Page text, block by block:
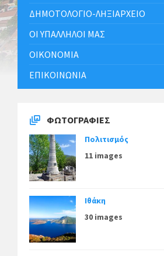
ΔΗΜΟΤΟΛΌΓΙΟ-ΛΗΞΙΑΡΧΕΊΟ
ΟΙ ΥΠΆΛΛΗΛΟΙ ΜΑΣ
ΟΙΚΟΝΟΜΊΑ
ΕΠΙΚΟΙΝΩΝΊΑ
ΦΩΤΟΓΡΑΦΊΕΣ
Πολιτισμός
11 images
Ιθάκη
30 images